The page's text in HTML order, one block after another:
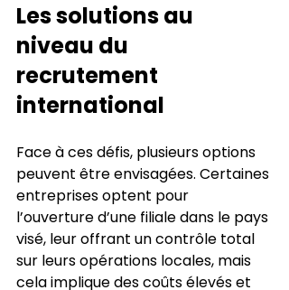
Les solutions au
niveau du
recrutement
international
Face à ces défis, plusieurs options
peuvent être envisagées. Certaines
entreprises optent pour
l’ouverture d’une filiale dans le pays
visé, leur offrant un contrôle total
sur leurs opérations locales, mais
cela implique des coûts élevés et